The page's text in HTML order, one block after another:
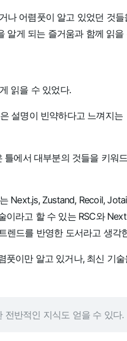
나 어렴풋이 알고 있었던 것들
알게 되는 즐거움과 함께 읽을
읽을 수 있었다.
설명이 빈약하다고 느껴지는
에서 대부분의 것들을 키워
Next.js, Zustand, Recoil,
라고 할 수 있는 RSC와
렌드를 반영한 도서라고 생각
풋이만 알고 있거나, 최신 기술
전반적인 지식도 얻을 수 있다.